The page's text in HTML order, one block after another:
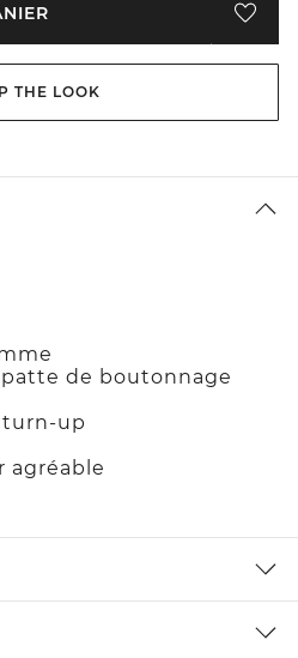
THE LOOK
de boutonnage
turn-up
agréable